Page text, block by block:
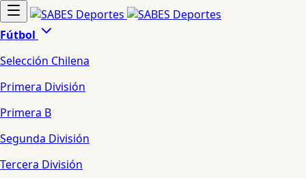
Fútbol
Selección Chilena
Primera División
Primera B
Segunda División
Tercera División